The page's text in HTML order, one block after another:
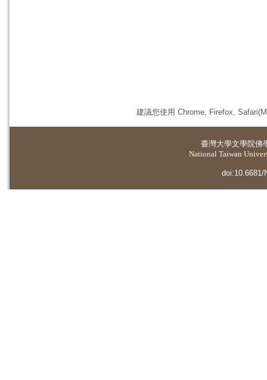
建議您使用 Chrome, Firefox,
臺灣大學文學院佛
National Taiwan
doi:10.6681/